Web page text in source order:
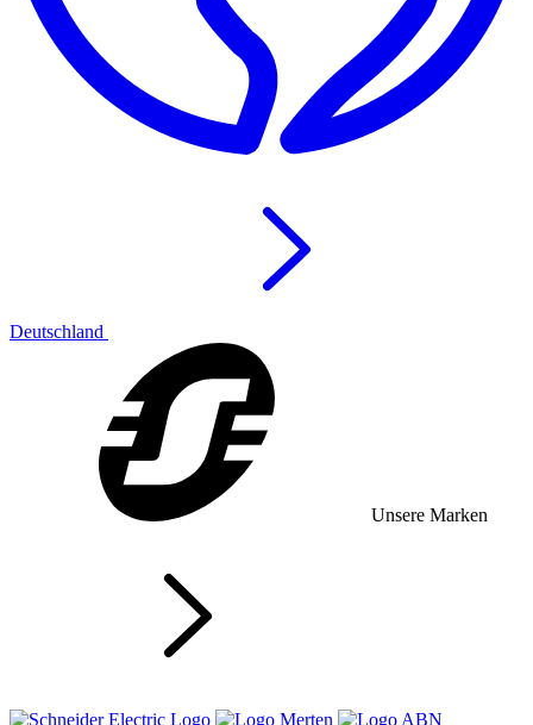
Deutschland
Unsere Marken